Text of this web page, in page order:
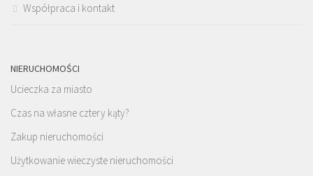
Współpraca i kontakt
NIERUCHOMOŚCI
Ucieczka za miasto
Czas na własne cztery kąty?
Zakup nieruchomości
Użytkowanie wieczyste nieruchomości